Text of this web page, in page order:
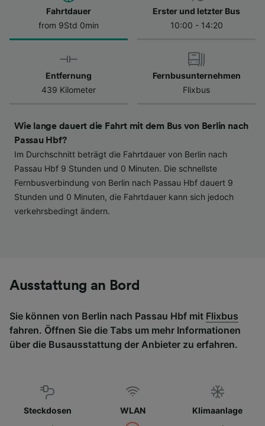
Fahrtdauer
from 9Std 0min
Erster und letzter Bus
10:00 - 14:20
Entfernung
439 Kilometer
Fernbusunternehmen
Flixbus
Wie lange dauert die Fahrt mit dem Bus von Berlin nach
Passau Hbf?
Im Durchschnitt beträgt die Fahrtdauer von Berlin nach
Passau Hbf 9 Stunden und 0 Minuten. Die schnellste
Fernbusverbindung von Berlin nach Passau Hbf dauert 9
Stunden und 0 Minuten, die Fahrtdauer kann sich jedoch
verkehrsbedingt ändern.
Ausstattung an Bord
Sie können von Berlin nach Passau Hbf mit Flixbus
fahren. Öffnen Sie die Tabs um mehr Informationen
über die Busausstattung der Anbieter zu erfahren.
Steckdosen WLAN Klimaanlage
Datenschutzrichtlinie. Diese Präferenzen
werden unseren Partnern signalisiert und
haben keinen Einfluss auf Surfdaten. Ihre
Daten werden nicht für Tracking-Zwecke
verwendet, wenn Sie uns gebeten haben, Ihr
Surfverhalten nicht zu verfolgen.
Verwendung genauer Standortdaten.
Endgeräteeigenschaften zur Identifikation
aktiv abfragen. Speichern von oder Zugriff auf
Informationen auf einem Endgerät.
Personalisierte Werbung und Inhalte, Messung
von Werbeleistung und der Performance von
Inhalten, Zielgruppenforschung sowie
Entwicklung und Verbesserung von